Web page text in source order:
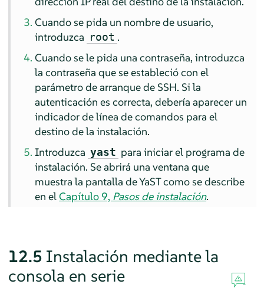
Cuando se pida un nombre de usuario,
introduzca root .
Cuando se le pida una contraseña, introduzca
la contraseña que se estableció con el
parámetro de arranque de SSH. Si la
autenticación es correcta, debería aparecer un
indicador de línea de comandos para el
destino de la instalación.
Introduzca yast para iniciar el programa de
instalación. Se abrirá una ventana que
muestra la pantalla de YaST como se describe
en elCapítulo 9, Pasos de instalación.
12.5 Instalación mediante la
consola en serie